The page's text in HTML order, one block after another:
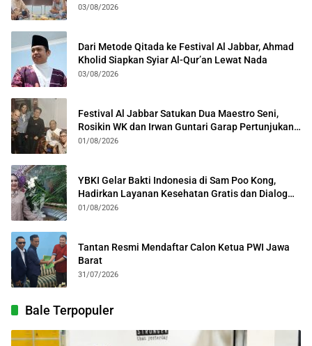
Kota Bogor
03/08/2026
Dari Metode Qitada ke Festival Al Jabbar, Ahmad
Kholid Siapkan Syiar Al-Qur’an Lewat Nada
03/08/2026
Festival Al Jabbar Satukan Dua Maestro Seni,
Rosikin WK dan Irwan Guntari Garap Pertunjukan
Kolosal
01/08/2026
YBKI Gelar Bakti Indonesia di Sam Poo Kong,
Hadirkan Layanan Kesehatan Gratis dan Dialog
Kebangsaan
01/08/2026
Tantan Resmi Mendaftar Calon Ketua PWI Jawa
Barat
31/07/2026
Bale Terpopuler